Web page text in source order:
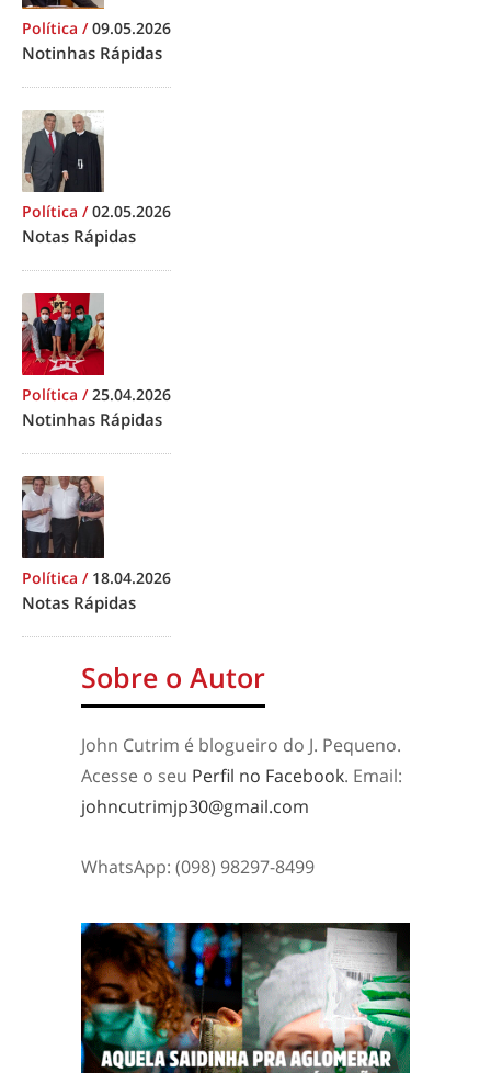
Política /09.05.2026
Notinhas Rápidas
Política /02.05.2026
Notas Rápidas
Política /25.04.2026
Notinhas Rápidas
Política / 18.04.2026
Notas Rápidas
Sobre o Autor
John Cutrim é blogueiro do J. Pequeno.
Acesse o seu Perfil no Facebook. Email:
johncutrimjp30@gmail.com
WhatsApp: (098) 98297-8499